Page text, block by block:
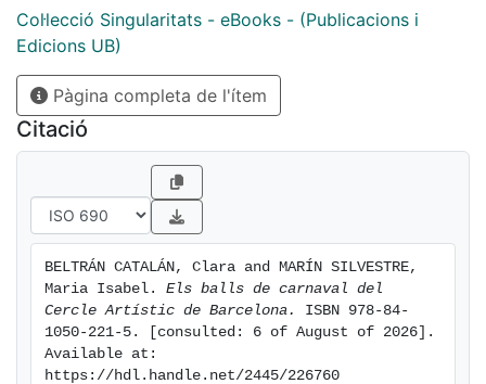
Col·lecció Singularitats - eBooks - (Publicacions i
Edicions UB)
Pàgina completa de l'ítem
Citació
BELTRÁN CATALÁN, Clara and MARÍN SILVESTRE,
Maria Isabel. Els balls de carnaval del
Cercle Artístic de Barcelona.
ISBN 978-84-
1050-221-5. [consulted: 6 of August of 2026].
Available at:
https://hdl.handle.net/2445/226760